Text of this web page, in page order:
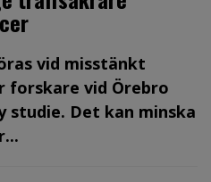
vid misstänkt
forskare vid Örebro
Det kan minska